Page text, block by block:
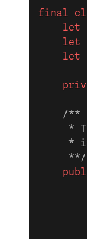
final
    let
    let
    let
    /**
*
*
     **/